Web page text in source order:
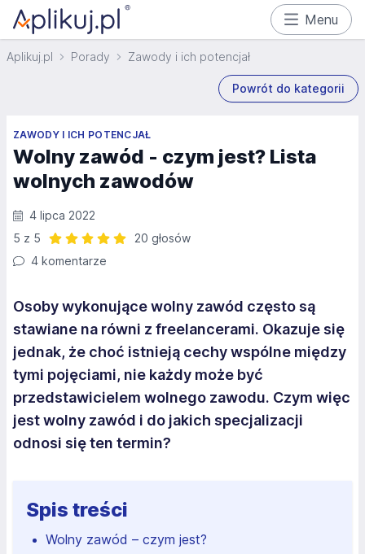
Menu
Aplikuj.pl Porady Zawody i ich potencjał
Powrót do kategorii
ZAWODY I ICH POTENCJAŁ
Wolny zawód - czym jest? Lista
wolnych zawodów
4 lipca 2022
5 z 5
20 głosów
4 komentarze
Osoby wykonujące wolny zawód często są
stawiane na równi z freelancerami. Okazuje się
jednak, że choć istnieją cechy wspólne między
tymi pojęciami, nie każdy może być
przedstawicielem wolnego zawodu. Czym więc
jest wolny zawód i do jakich specjalizacji
odnosi się ten termin?
Spis treści
Wolny zawód – czym jest?